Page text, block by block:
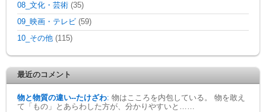
08_文化・芸術 (35)
09_映画・テレビ (59)
10_その他 (115)
最近のコメント
物と物質の違い--たけざわ: 物はこころを内包している。 物を敢え
て「もの」とあらわした方が、分かりやすいと……